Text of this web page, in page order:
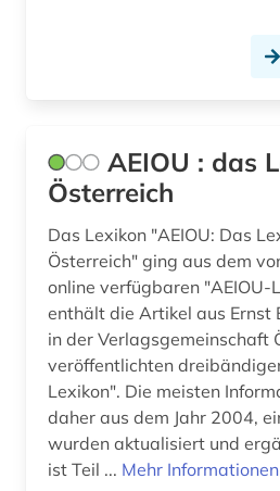
AEIOU : das
Österreich
Das Lexikon "AEIOU: Das
Österreich" ging aus dem
online verfügbaren "AEIOU-
enthält die Artikel aus Ernst
in der Verlagsgemeinschaft
veröffentlichten dreibändigen
Lexikon". Die meisten
daher aus dem Jahr 2004,
wurden aktualisiert und
ist Teil ... Mehr Informationen